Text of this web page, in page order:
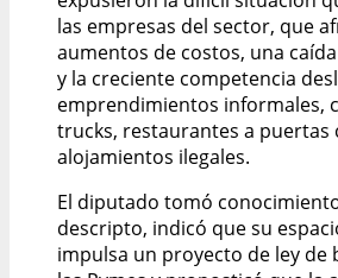
las empresas del sector, que
aumentos de costos, una
y la creciente competencia
emprendimientos informales,
trucks, restaurantes a puertas
alojamientos ilegales.
El diputado tomó
descripto, indicó que su
impulsa un proyecto de ley de